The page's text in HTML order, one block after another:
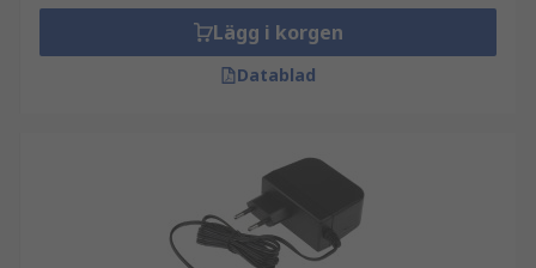
Lägg i korgen
Datablad